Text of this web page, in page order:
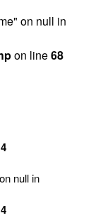
on null in
on line68
null in